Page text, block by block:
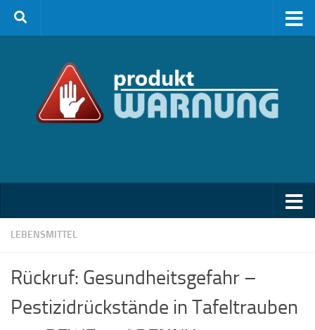
Zum Inhalt springen
LEBENSMITTEL
Rückruf: Gesundheitsgefahr –
Pestizidrückstände in Tafeltrauben